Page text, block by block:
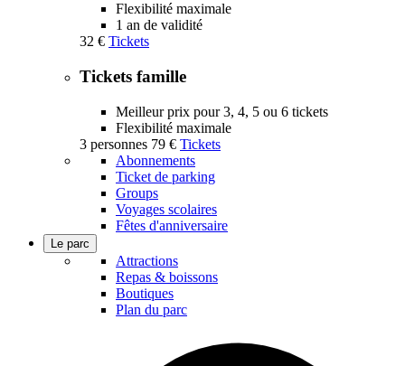
Flexibilité maximale
1 an de validité
32 € Tickets
Tickets famille
Meilleur prix pour 3, 4, 5 ou 6 tickets
Flexibilité maximale
3 personnes 79 € Tickets
Abonnements
Ticket de parking
Groups
Voyages scolaires
Fêtes d'anniversaire
Le parc
Attractions
Repas & boissons
Boutiques
Plan du parc